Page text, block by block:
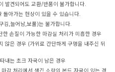
발견되어도 교환/반품이 불가합니다.
아가는 현상이 있을 수 있습니다.
김,늘어남,보풀)는 불가합니다.
손질이 가능한 마감실 처리가 미흡한 경우
않은 경우 (가위로 간단하게 구멍을 내주신 뒤
내는 초크 자국이 남은 경우
감 처리에서 생긴 소량의 본드 자국이 있는 경